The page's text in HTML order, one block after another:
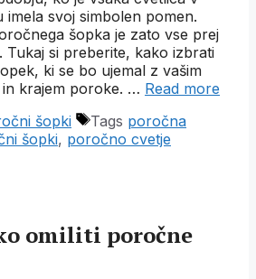
svoj simbolen pomen.
šopka je zato vse prej
Tukaj si preberite, kako izbrati
ki se bo ujemal z vašim
krajem poroke. … Read more
šopki Tags poročna
šopki, poročno cvetje
omiliti poročne